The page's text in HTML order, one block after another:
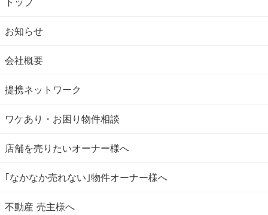
お知らせ
会社概要
提携ネットワーク
ワケあり・お困り物件相談
店舗を売りたいオーナー様へ
｢なかなか売れない｣物件オーナー様へ
不動産 売主様へ